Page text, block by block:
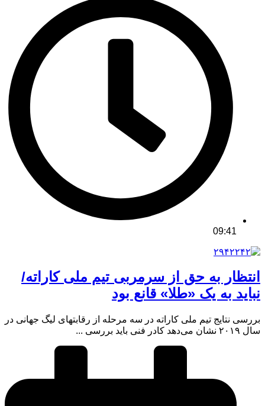
09:41
انتظار به حق از سرمربی تیم ملی کاراته/
نباید به یک «طلا» قانع بود
بررسی نتایج تیم ملی کاراته در سه مرحله از رقابتهای لیگ جهانی در
سال ۲۰۱۹ نشان می‌دهد کادر فنی باید بررسی ...